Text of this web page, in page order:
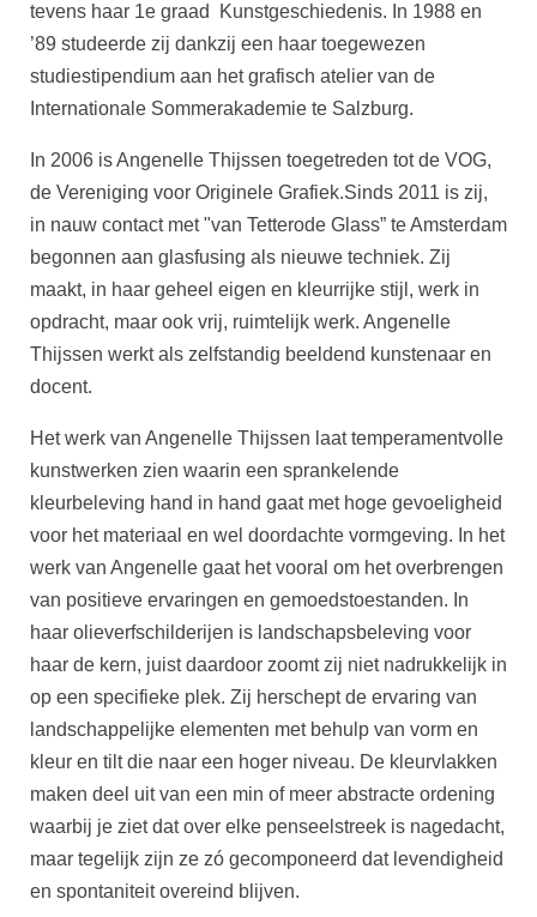
tevens haar 1e graad Kunstgeschiedenis. In 1988 en
’89 studeerde zij dankzij een haar toegewezen
studiestipendium aan het grafisch atelier van de
Internationale Sommerakademie te Salzburg.
In 2006 is Angenelle Thijssen toegetreden tot de VOG,
de Vereniging voor Originele Grafiek.Sinds 2011 is zij,
in nauw contact met "van Tetterode Glass” te Amsterdam
begonnen aan glasfusing als nieuwe techniek. Zij
maakt, in haar geheel eigen en kleurrijke stijl, werk in
opdracht, maar ook vrij, ruimtelijk werk. Angenelle
Thijssen werkt als zelfstandig beeldend kunstenaar en
docent.
Het werk van Angenelle Thijssen laat temperamentvolle
kunstwerken zien waarin een sprankelende
kleurbeleving hand in hand gaat met hoge gevoeligheid
voor het materiaal en wel doordachte vormgeving. In het
werk van Angenelle gaat het vooral om het overbrengen
van positieve ervaringen en gemoedstoestanden. In
haar olieverfschilderijen is landschapsbeleving voor
haar de kern, juist daardoor zoomt zij niet nadrukkelijk in
op een specifieke plek. Zij herschept de ervaring van
landschappelijke elementen met behulp van vorm en
kleur en tilt die naar een hoger niveau. De kleurvlakken
maken deel uit van een min of meer abstracte ordening
waarbij je ziet dat over elke penseelstreek is nagedacht,
maar tegelijk zijn ze zó gecomponeerd dat levendigheid
en spontaniteit overeind blijven.